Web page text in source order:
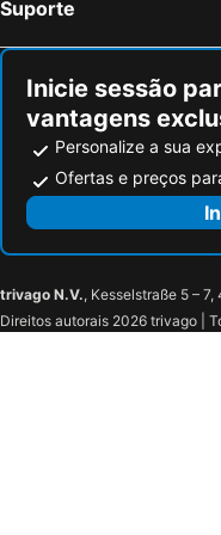
Suporte
Inicie sessão
vantagens
Personalize a sua
Ofertas e preços
trivago N.V., Kesselstraße 5 –
Direitos autorais 2026 trivago |